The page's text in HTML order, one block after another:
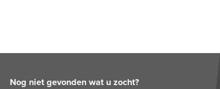
Nog niet gevonden wat u zocht?